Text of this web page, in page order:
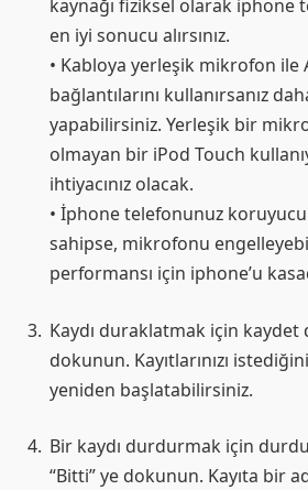
kaynağı fiziksel olarak iphone
en iyi sonucu alırsınız.
• Kabloya yerleşik mikrofon ile
bağlantılarını kullanırsanız
yapabilirsiniz. Yerleşik bir
olmayan bir iPod Touch
ihtiyacınız olacak.
• İphone telefonunuz
sahipse, mikrofonu
performansı için iphone’u
Kaydı duraklatmak için
dokunun. Kayıtlarınızı
yeniden başlatabilirsiniz.
Bir kaydı durdurmak için
“Bitti” ye dokunun. Kayıta bir